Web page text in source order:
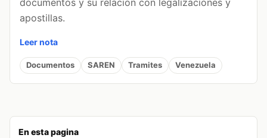
En esta pagina
apostillas.
Leer nota
Documentos SAREN Tramites Venezuela